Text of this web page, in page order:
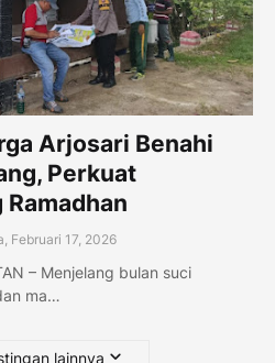
Arjosari Benahi
Perkuat
Ramadhan
Februari 17, 2026
– Menjelang bulan suci
ma…
lainnya